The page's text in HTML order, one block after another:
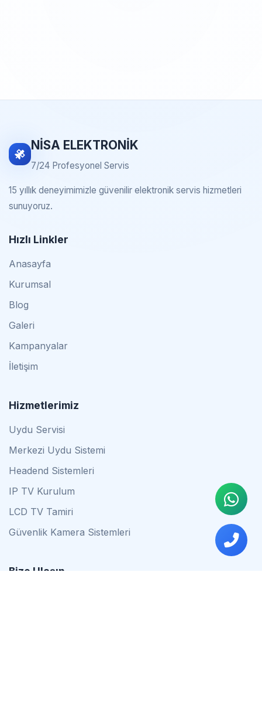
NİSA ELEKTRONİK
7/24 Profesyonel Servis
15 yıllık deneyimimizle güvenilir elektronik servis hizmetleri
sunuyoruz.
Hızlı Linkler
Anasayfa
Kurumsal
Blog
Galeri
Kampanyalar
İletişim
Hizmetlerimiz
Uydu Servisi
Merkezi Uydu Sistemi
Headend Sistemleri
IP TV Kurulum
LCD TV Tamiri
Güvenlik Kamera Sistemleri
Bize Ulaşın